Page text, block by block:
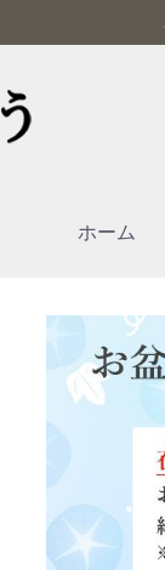
ホーム